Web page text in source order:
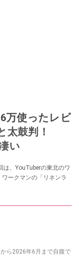
万使ったレビ
太鼓判！
い
は、YouTuberの東北のワ
ークマンの「リネンラ
ら2026年6月まで自腹で